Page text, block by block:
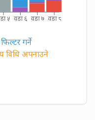
५ वडा ६ वडा ७ वडा ८
फिल्टर गर्ने
विधि अपनाउने